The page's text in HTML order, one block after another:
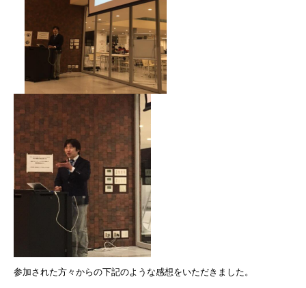
参加された方々からの下記のような感想をいただきました。